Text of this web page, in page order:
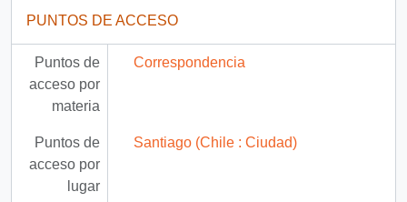
PUNTOS DE ACCESO
Puntos de
acceso por
materia
Correspondencia
Puntos de
acceso por
lugar
Santiago (Chile : Ciudad)